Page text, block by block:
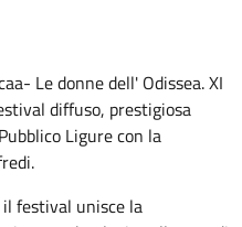
Le donne dell' Odissea. XI
diffuso, prestigiosa
Ligure con la
festival unisce la